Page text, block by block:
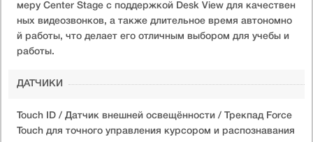
меру Center Stage с поддержкой Desk View для качествен
ных видеозвонков, а также длительное время автономно
й работы, что делает его отличным выбором для учебы и
работы.
ДАТЧИКИ
Touch ID / Датчик внешней освещённости / Трекпад Force
Touch для точного управления курсором и распознавания